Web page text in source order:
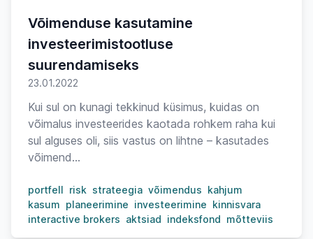
Võimenduse kasutamine
investeerimistootluse
suurendamiseks
23.01.2022
Kui sul on kunagi tekkinud küsimus, kuidas on
võimalus investeerides kaotada rohkem raha kui
sul alguses oli, siis vastus on lihtne – kasutades
võimend...
portfell risk strateegia võimendus kahjum
kasum planeerimine investeerimine kinnisvara
interactive brokers aktsiad indeksfond mõtteviis